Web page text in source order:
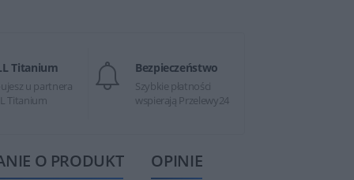
Titanium
u partnera
Titanium
Bezpieczeństwo
Szybkie płatności
wspierają Przelewy24
O PRODUKT OPINIE